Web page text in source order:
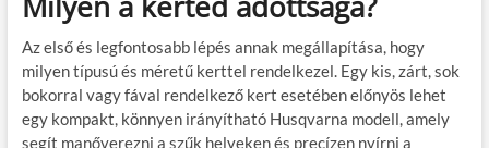
Az első és legfontosabb lépés annak megállapítása, hogy
milyen típusú és méretű kerttel rendelkezel. Egy kis, zárt, sok
bokorral vagy fával rendelkező kert esetében előnyös lehet
egy kompakt, könnyen irányítható Husqvarna modell, amely
segít manőverezni a szűk helyeken és precízen nyírni a